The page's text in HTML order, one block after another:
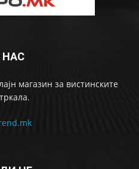
НАС
магазин за вистинските